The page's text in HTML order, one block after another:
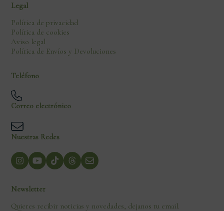
Legal
Política de privacidad
Política de cookies
Aviso legal
Política de Envíos y Devoluciones
Teléfono
Correo electrónico
Nuestras Redes
Newsletter
Quieres recibir noticias y novedades, dejanos tu email.